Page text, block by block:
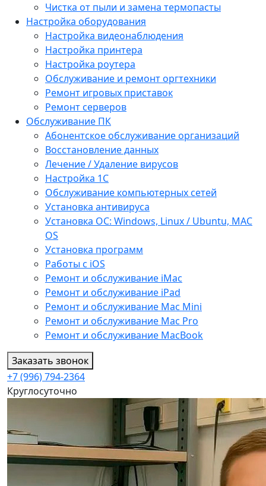
Чистка от пыли и замена термопасты
Настройка оборудования
Настройка видеонаблюдения
Настройка принтера
Настройка роутера
Обслуживание и ремонт оргтехники
Ремонт игровых приставок
Ремонт серверов
Обслуживание ПК
Абонентское обслуживание организаций
Восстановление данных
Лечение / Удаление вирусов
Настройка 1С
Обслуживание компьютерных сетей
Установка антивируса
Установка ОС: Windows, Linux / Ubuntu, МАС
OS
Установка программ
Работы с iOS
Ремонт и обслуживание iMac
Ремонт и обслуживание iPad
Ремонт и обслуживание Mac Mini
Ремонт и обслуживание Mac Pro
Ремонт и обслуживание MacBook
Заказать звонок
+7 (996) 794-2364
Круглосуточно